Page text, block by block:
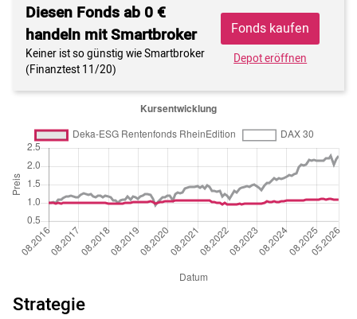
Diesen Fonds ab 0 €
handeln mit Smartbroker
Keiner ist so günstig wie Smartbroker
(Finanztest 11/20)
Fonds kaufen
Depot eröffnen
Strategie